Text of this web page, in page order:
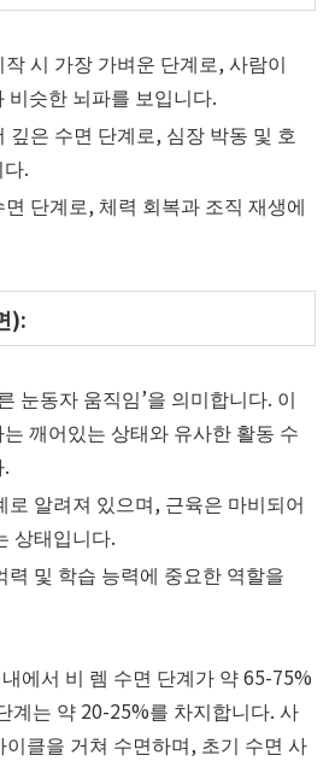
시 가장 가벼운 단계로, 사람이
비슷한 뇌파를 보입니다.
깊은 수면 단계로, 심장 박동 및 호
.
단계로, 체력 회복과 조직 재생에
):
눈동자 움직임’을 의미합니다. 이
깨어있는 상태와 유사한 활동 수
로 알려져 있으며, 근육은 마비되어
상태입니다.
력 및 학습 능력에 중요한 역할을
에서 비 렘 수면 단계가 약 65-75%
계는 약 20-25%를 차지합니다. 사
클을 거쳐 수면하며, 초기 수면 사